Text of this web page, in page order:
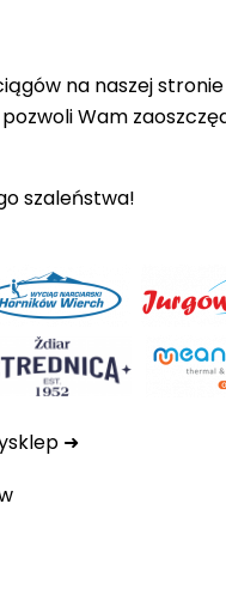
na naszej
Wam
szaleństwa!
sklep